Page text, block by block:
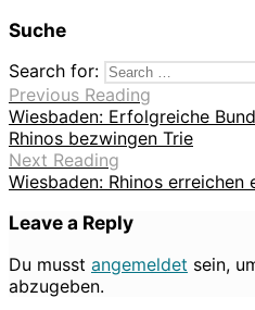
Suche
Search for:
Previous Reading
Wiesbaden: Erfolgreiche
Rhinos bezwingen Trie
Next Reading
Wiesbaden: Rhinos
Leave a Reply
Du musst angemeldet sein,
abzugeben.